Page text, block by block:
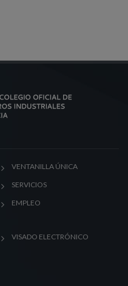
VENTANILLA ÚNICA
SERVICIOS
EMPLEO
VISADO ELECTRÓNICO